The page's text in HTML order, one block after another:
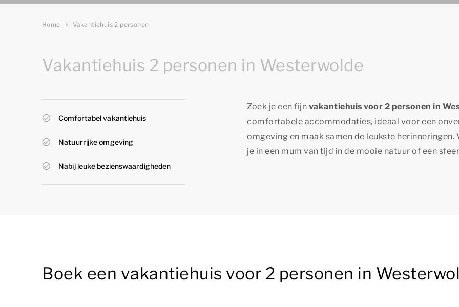
Home Vakantiehuis 2 personen
Vakantiehuis 2 personen in Westerwolde
Comfortabel vakantiehuis
Natuurrijke omgeving
Nabij leuke bezienswaardigheden
Zoek je een fijn vakantiehuis voor 2 personen in
comfortabele accommodaties, ideaal voor een
omgeving en maak samen de leukste
je in een mum van tijd in de mooie natuur of een
Boek een vakantiehuis voor 2 personen in